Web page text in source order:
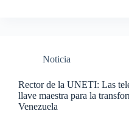
Noticia
Rector de la UNETI: Las
llave maestra para la
Venezuela